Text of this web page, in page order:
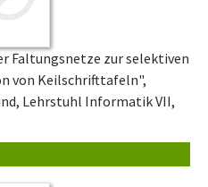
Faltungsnetze zur selektiven
von Keilschrifttafeln",
Lehrstuhl Informatik VII,